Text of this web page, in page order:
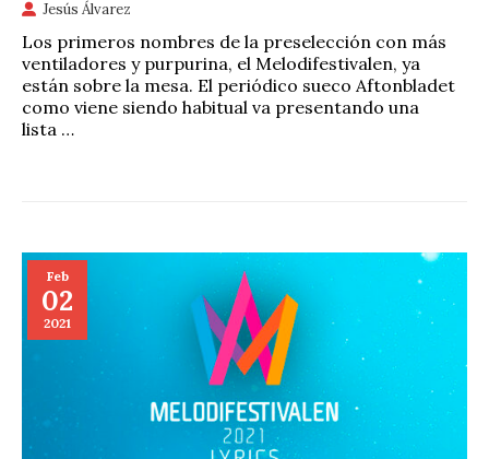
Jesús Álvarez
Los primeros nombres de la preselección con más
ventiladores y purpurina, el Melodifestivalen, ya
están sobre la mesa. El periódico sueco Aftonbladet
como viene siendo habitual va presentando una
lista …
Feb
02
2021